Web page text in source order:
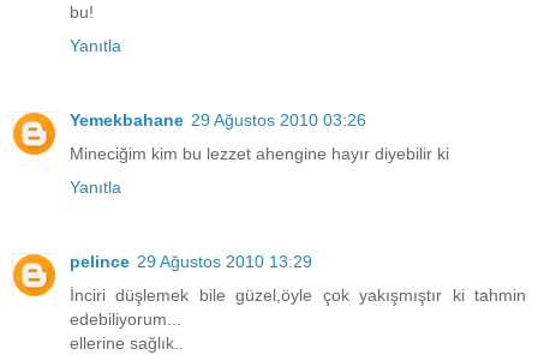
bu!
Yanıtla
Yemekbahane 29 Ağustos 2010 03:26
Mineciğim kim bu lezzet ahengine hayır diyebilir ki
Yanıtla
pelince 29 Ağustos 2010 13:29
İnciri düşlemek bile güzel,öyle çok yakışmıştır ki tahmin
edebiliyorum...
ellerine sağlık..